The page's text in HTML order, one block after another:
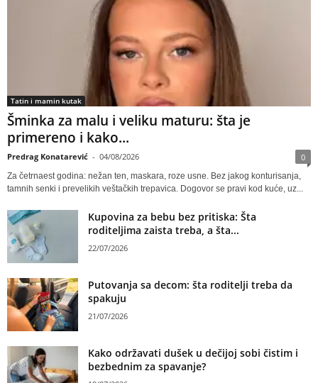
Tatin i mamin kutak
Šminka za malu i veliku maturu: šta je
primereno i kako...
Predrag Konatarević - 04/08/2026 0
Za četrnaest godina: nežan ten, maskara, roze usne. Bez jakog konturisanja,
tamnih senki i prevelikih veštačkih trepavica. Dogovor se pravi kod kuće, uz...
Kupovina za bebu bez pritiska: Šta
roditeljima zaista treba, a šta...
22/07/2026
Putovanja sa decom: šta roditelji treba da
spakuju
21/07/2026
Kako održavati dušek u dečijoj sobi čistim i
bezbednim za spavanje?